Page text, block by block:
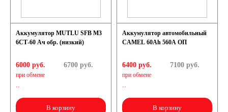
Аккумулятор MUTLU SFB M3
6СТ-60 Ач обр. (низкий)
6000 руб.
при обмене
..
6700руб.
В корзину
Аккумулятор автомобильный
CAMEL 60Ah 560A ОП
6400 руб.
при обмене
..
7100руб.
В корзину